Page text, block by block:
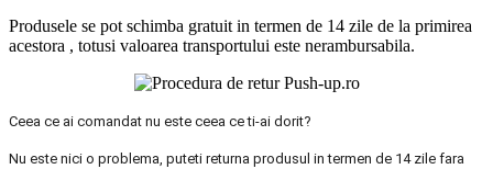
Produsele se pot schimba gratuit in termen de 14 zile de la primirea
acestora , totusi valoarea transportului este nerambursabila.
Ceea ce ai comandat nu este ceea ce ti-ai dorit?
Nu este nici o problema, puteti returna produsul in termen de 14 zile fara